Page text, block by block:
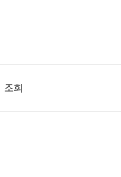
조회